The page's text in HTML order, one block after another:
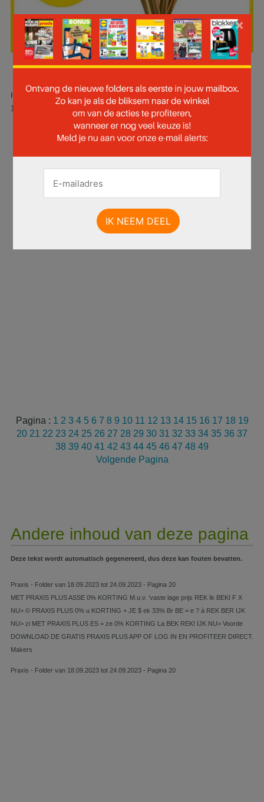
Hier is pagina 20 van 49 pagina's van de Praxis folder, geldig van
18.09.2023 tot 24.09.2023.
Pagina : 1 2 3 4 5 6 7 8 9 10 11 12 13 14 15 16 17 18 19
20 21 22 23 24 25 26 27 28 29 30 31 32 33 34 35 36 37
38 39 40 41 42 43 44 45 46 47 48 49
Volgende Pagina
Andere inhoud van deze pagina
Deze tekst wordt automatisch gegenereerd, dus deze kan fouten bevatten.
Praxis - Folder van 18.09.2023 tot 24.09.2023 - Pagina 20
MET PRAXIS PLUS ASSE 0% KORTING M.u.v. ‘vaste lage prijs REK Ik BEKI F X
NU> © PRAXIS PLUS 0% u KORTING + JE $ ek 33% Br BE = e ? à REK BER IJK
NU> zi MET PRAXIS PLUS ES = ze 0% KORTING La BEK REK! IJK NU> Voorde
DOWNLOAD DE GRATIS PRAXIS PLUS APP OF LOG IN EN PROFITEER DIRECT.
Makers
Praxis - Folder van 18.09.2023 tot 24.09.2023 - Pagina 20
×